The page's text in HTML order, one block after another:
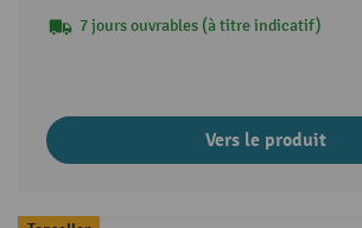
7 jours ouvrables (à titre indicatif)
Vers le produit